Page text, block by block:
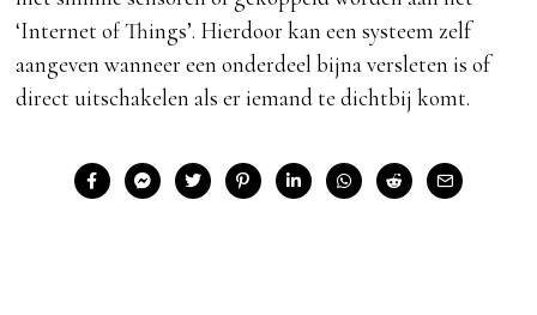
‘Internet of Things’. Hierdoor kan een systeem zelf
aangeven wanneer een onderdeel bijna versleten is of
direct uitschakelen als er iemand te dichtbij komt.